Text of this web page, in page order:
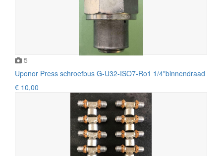
5
Uponor Press schroefbus G-U32-ISO7-Ro1 1/4"binnendraad
€ 10,00